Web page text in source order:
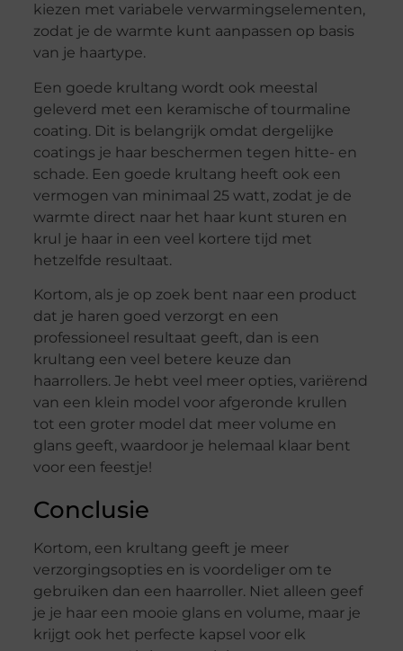
kiezen met variabele verwarmingselementen,
zodat je de warmte kunt aanpassen op basis
van je haartype.
Een goede krultang wordt ook meestal
geleverd met een keramische of tourmaline
coating. Dit is belangrijk omdat dergelijke
coatings je haar beschermen tegen hitte- en
schade. Een goede krultang heeft ook een
vermogen van minimaal 25 watt, zodat je de
warmte direct naar het haar kunt sturen en
krul je haar in een veel kortere tijd met
hetzelfde resultaat.
Kortom, als je op zoek bent naar een product
dat je haren goed verzorgt en een
professioneel resultaat geeft, dan is een
krultang een veel betere keuze dan
haarrollers. Je hebt veel meer opties, variërend
van een klein model voor afgeronde krullen
tot een groter model dat meer volume en
glans geeft, waardoor je helemaal klaar bent
voor een feestje!
Conclusie
Kortom, een krultang geeft je meer
verzorgingsopties en is voordeliger om te
gebruiken dan een haarroller. Niet alleen geef
je je haar een mooie glans en volume, maar je
krijgt ook het perfecte kapsel voor elk